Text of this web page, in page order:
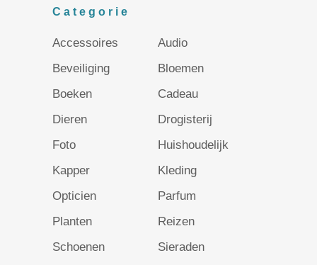
Categorie
Accessoires
Audio
Beveiliging
Bloemen
Boeken
Cadeau
Dieren
Drogisterij
Foto
Huishoudelijk
Kapper
Kleding
Opticien
Parfum
Planten
Reizen
Schoenen
Sieraden